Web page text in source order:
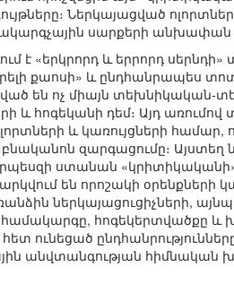
Ներկայացված
սարքերի անխափան
է «երկրորդ և երրորդ
քաոսի» և ընդհանրապես
են ոչ միայն տեխնիկական-
և հոգեկանի դեմ։ Այդ
և կառույցների համար,
զարգացումը։ Այստեղ
ստանան
են որոշակի
ներկայացուցիչների,
հոգեկերտվածքը և
հետ ունեցած
անվտանգության հիմնական